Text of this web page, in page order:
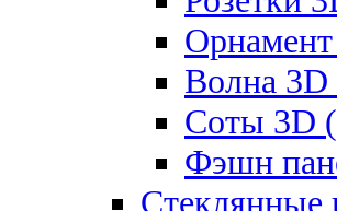
Волна 3D
Соты 3D
Фэшн
Стеклянные